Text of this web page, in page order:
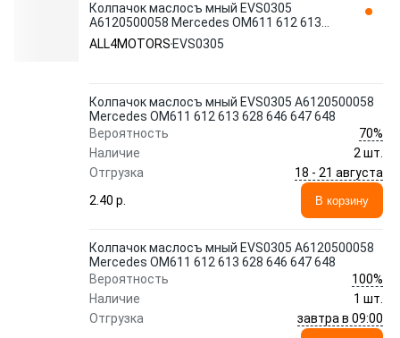
Колпачок маслосъ мный EVS0305
A6120500058 Mercedes OM611 612 613
628 646 647 648 ALL4MOTORS
ALL4MOTORS EVS0305
Колпачок маслосъ мный EVS0305 A6120500058
Mercedes OM611 612 613 628 646 647 648
Вероятность
70%
Наличие
2 шт.
Отгрузка
18 - 21 августа
2.40 p.
В корзину
Колпачок маслосъ мный EVS0305 A6120500058
Mercedes OM611 612 613 628 646 647 648
Вероятность
100%
Наличие
1 шт.
Отгрузка
завтра в 09:00